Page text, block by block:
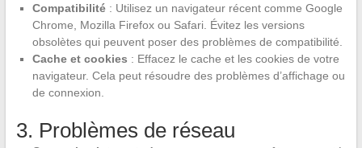
Compatibilité: Utilisez un navigateur récent comme Google
Chrome, Mozilla Firefox ou Safari. Évitez les versions
obsolètes qui peuvent poser des problèmes de compatibilité.
Cache et cookies : Effacez le cache et les cookies de votre
navigateur. Cela peut résoudre des problèmes d’affichage ou
de connexion.
3. Problèmes de réseau